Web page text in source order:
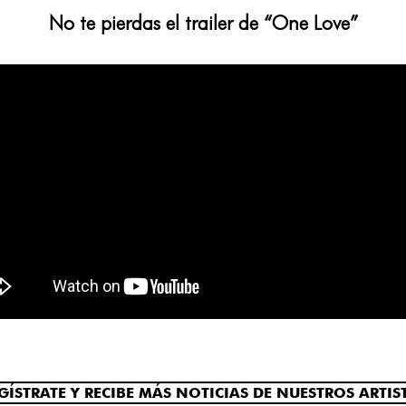
No te pierdas el trailer de “One Love”
Y RECIBE MÁS NOTICIAS DE NUESTROS